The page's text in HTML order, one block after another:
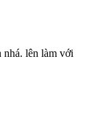
nhá. lên làm với